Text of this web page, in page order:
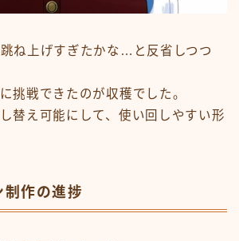
ね上げすぎたかな…と反省しつつ
挑戦できたのが収穫でした。
替え可能にして、使い回しやすい形
制作の進捗